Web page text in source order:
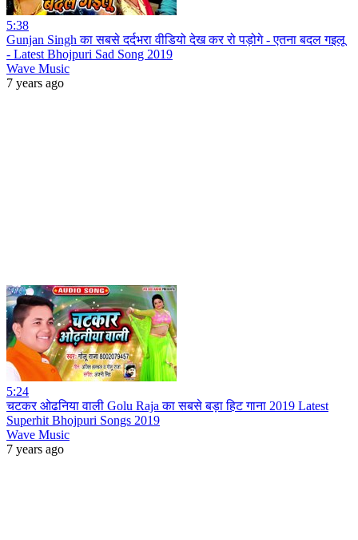
5:38
Gunjan Singh का सबसे दर्दभरा वीडियो देख कर रो पड़ोगे - एतना बदल गइलू
- Latest Bhojpuri Sad Song 2019
Wave Music
7 years ago
5:24
चटकर ओढनिया वाली Golu Raja का सबसे बड़ा हिट गाना 2019 Latest
Superhit Bhojpuri Songs 2019
Wave Music
7 years ago